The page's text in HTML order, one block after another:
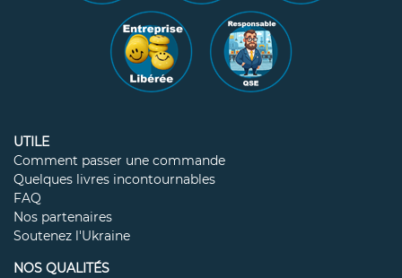
UTILE
Comment passer une commande
Quelques livres incontournables
FAQ
Nos partenaires
Soutenez l'Ukraine
NOS QUALITÉS